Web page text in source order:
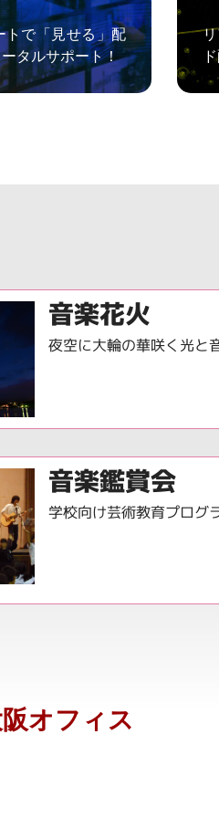
トで「見せる」配
タルサポート！
音楽花火
夜空に大輪の華咲く光と
音楽鑑賞会
学校向け芸術教育プログ
オフィス